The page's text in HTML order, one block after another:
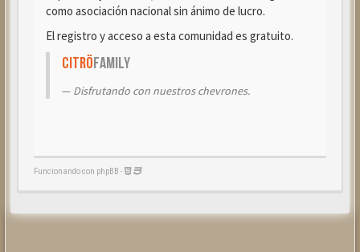
como asociación nacional sin ánimo de lucro.
El registro y acceso a esta comunidad es gratuito.
CitröFamily
Disfrutando con nuestros chevrones.
Funcionando con phpBB -